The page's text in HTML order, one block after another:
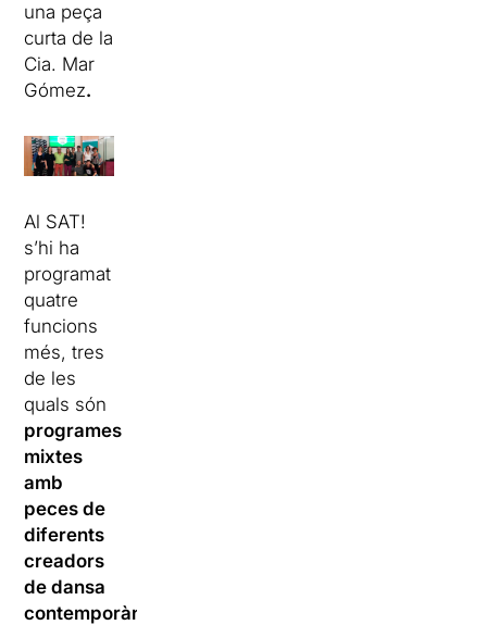
una peça
curta de la
Cia. Mar
Gómez.
Al SAT!
s’hi ha
programat
quatre
funcions
més, tres
de les
quals són
programes
mixtes
amb
peces de
diferents
creadors
de dansa
contemporània,